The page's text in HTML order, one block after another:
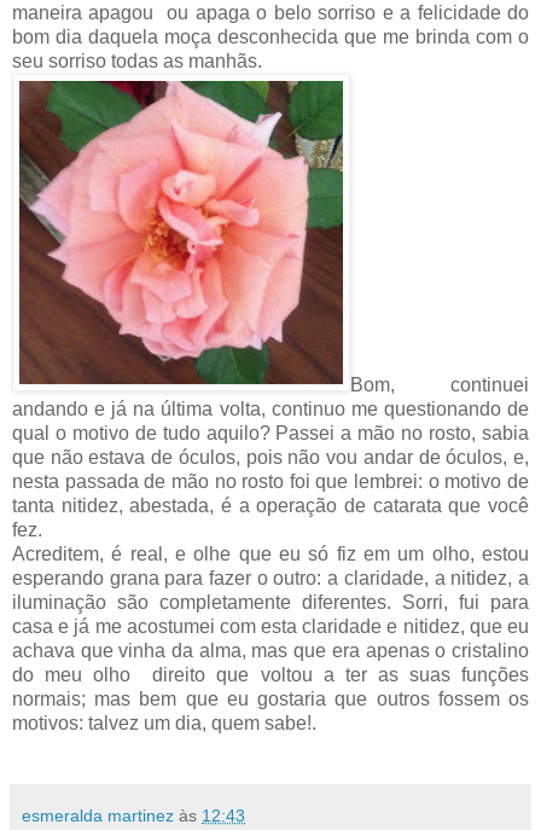
maneira apagou
ou apaga o belo sorriso e a felicidade do
bom dia daquela moça desconhecida que me brinda com o
seu sorriso todas as manhãs.
Bom, continuei
andando e já na última volta, continuo me questionando de
qual o motivo de tudo aquilo? Passei a mão no rosto, sabia
que não estava de óculos, pois não vou andar de óculos, e,
nesta passada de mão no rosto foi que lembrei: o motivo de
tanta nitidez, abestada, é a operação de catarata que você
fez.
Acreditem, é real, e olhe que eu só fiz em um olho, estou
esperando grana para fazer o outro: a claridade, a nitidez, a
iluminação são completamente diferentes. Sorri, fui para
casa e já me acostumei com esta claridade e nitidez, que eu
achava que vinha da alma, mas que era apenas o cristalino
do meu olho
direito que voltou a ter as suas funções
normais; mas bem que eu gostaria que outros fossem os
motivos: talvez um dia, quem sabe!.
esmeralda martinez às 12:43